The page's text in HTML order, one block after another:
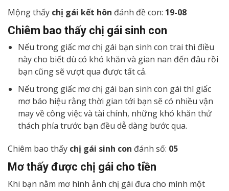
Mộng thấy chị gái kết hôn đánh đề con: 19-08
Chiêm bao thấy chị gái sinh con
Nếu trong giấc mơ chị gái bạn sinh con trai thì điều
này cho biết dù có khó khăn và gian nan đến đâu rồi
bạn cũng sẽ vượt qua được tất cả.
Nếu trong giấc mơ chị gái bạn sinh con gái thì giấc
mơ báo hiệu rằng thời gian tới bạn sẽ có nhiều vận
may về công việc và tài chính, những khó khăn thử
thách phía trước bạn đều dễ dàng bước qua.
Chiêm bao thấy chị gái sinh con đánh số: 05
Mơ thấy được chị gái cho tiền
Khi bạn nằm mơ hình ảnh chị gái đưa cho mình một